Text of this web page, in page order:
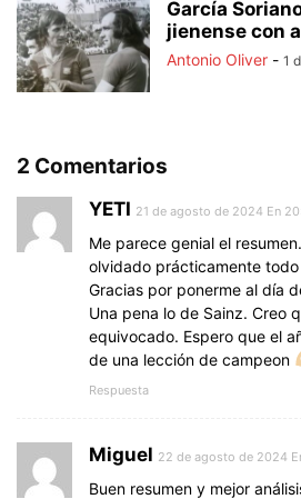
García
jienense con
Antonio Oliver - 1
2 Comentarios
YETI 21 de agosto de 2024 En
Me parece genial el
olvidado prácticamente
Gracias por ponerme al día
Una pena lo de Sainz. Creo
equivocado. Espero que el
de una lección de campeon
Respuesta
Miguel 22 de agosto de 2024
Buen resumen y mejor